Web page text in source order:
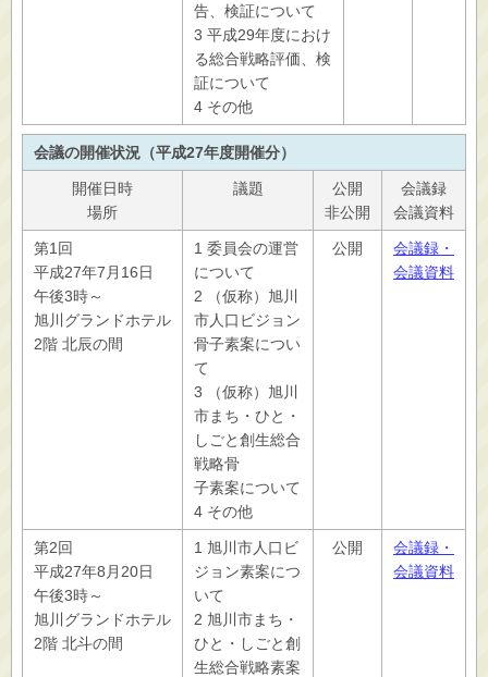
告、検証について
3 平成29年度におけ
る総合戦略評価、検
証について
4 その他
会議の開催状況（平成27年度開催分）
開催日時
場所
議題
公開
非公開
会議録
会議資料
第1回
平成27年7月16日
午後3時～
旭川グランドホテル
2階 北辰の間
1 委員会の運営
について
2 （仮称）旭川
市人口ビジョン
骨子素案につい
て
3 （仮称）旭川
市まち・ひと・
しごと創生総合
戦略骨
子素案について
4 その他
公開
会議録・
会議資料
第2回
平成27年8月20日
午後3時～
旭川グランドホテル
2階 北斗の間
1 旭川市人口ビ
ジョン素案につ
いて
2 旭川市まち・
ひと・しごと創
生総合戦略素案
公開
会議録・
会議資料